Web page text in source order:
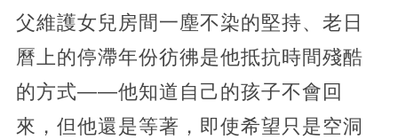
父維護女兒房間一塵不染的堅持、老日
曆上的停滯年份彷彿是他抵抗時間殘酷
的方式——他知道自己的孩子不會回
來，但他還是等著，即使希望只是空洞